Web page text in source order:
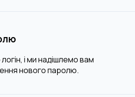
і ми надішлемо вам
нового паролю.